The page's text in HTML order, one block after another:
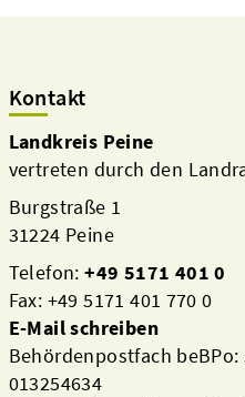
Kontakt
Landkreis Peine
vertreten durch den
Burgstraße 1
31224 Peine
Telefon:+49 5171 401 0
Fax: +49 5171 401 770 0
E-Mail schreiben
Behördenpostfach beBPo:
013254634